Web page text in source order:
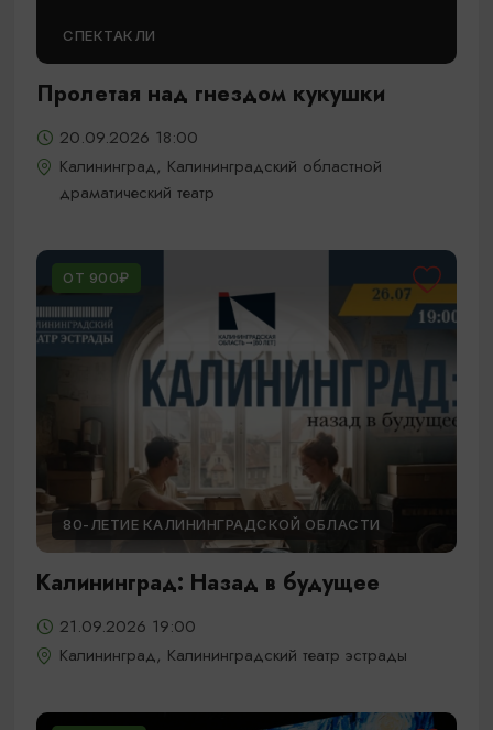
СПЕКТАКЛИ
Пролетая над гнездом кукушки
20.09.2026 18:00
Калининград, Калининградский областной
драматический театр
ОТ 900₽
80-ЛЕТИЕ КАЛИНИНГРАДСКОЙ ОБЛАСТИ
Калининград: Назад в будущее
21.09.2026 19:00
Калининград, Калининградский театр эстрады